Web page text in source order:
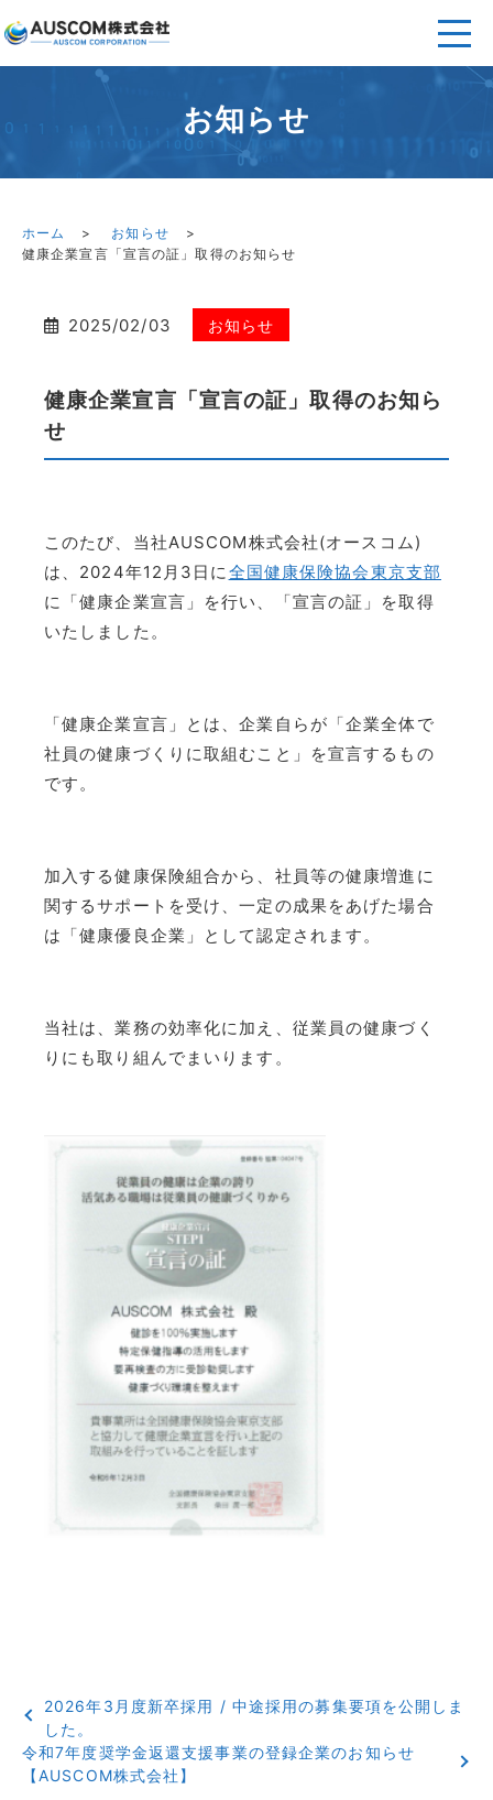
お知らせ
ホーム
お知らせ
健康企業宣言「宣言の証」取得のお知らせ
2025/02/03 お知らせ
健康企業宣言「宣言の証」取得のお知ら
せ
このたび、当社AUSCOM株式会社(オースコム)
は、2024年12月3日に全国健康保険協会東京支部
に「健康企業宣言」を行い、「宣言の証」を取得
いたしました。
「健康企業宣言」とは、企業自らが「企業全体で
社員の健康づくりに取組むこと」を宣言するもの
です。
加入する健康保険組合から、社員等の健康増進に
関するサポートを受け、一定の成果をあげた場合
は「健康優良企業」として認定されます。
当社は、業務の効率化に加え、従業員の健康づく
りにも取り組んでまいります。
2026年3月度新卒採用 / 中途採用の募集要項を公開しま
した。
令和7年度奨学金返還支援事業の登録企業のお知らせ
【AUSCOM株式会社】